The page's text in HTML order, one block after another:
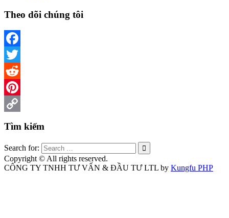
Theo dõi chúng tôi
Facebook
Twitter
Reddit
Pinterest
Tìm kiếm
Search for:
Copyright © All rights reserved.
CÔNG TY TNHH TƯ VẤN & ĐẦU TƯ LTL by Kungfu PHP